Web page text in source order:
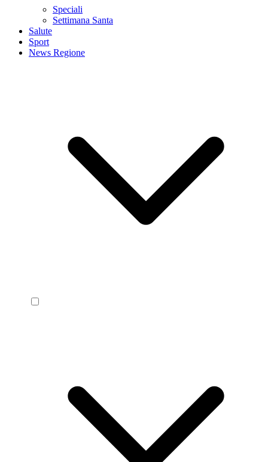
Speciali
Settimana Santa
Salute
Sport
News Regione